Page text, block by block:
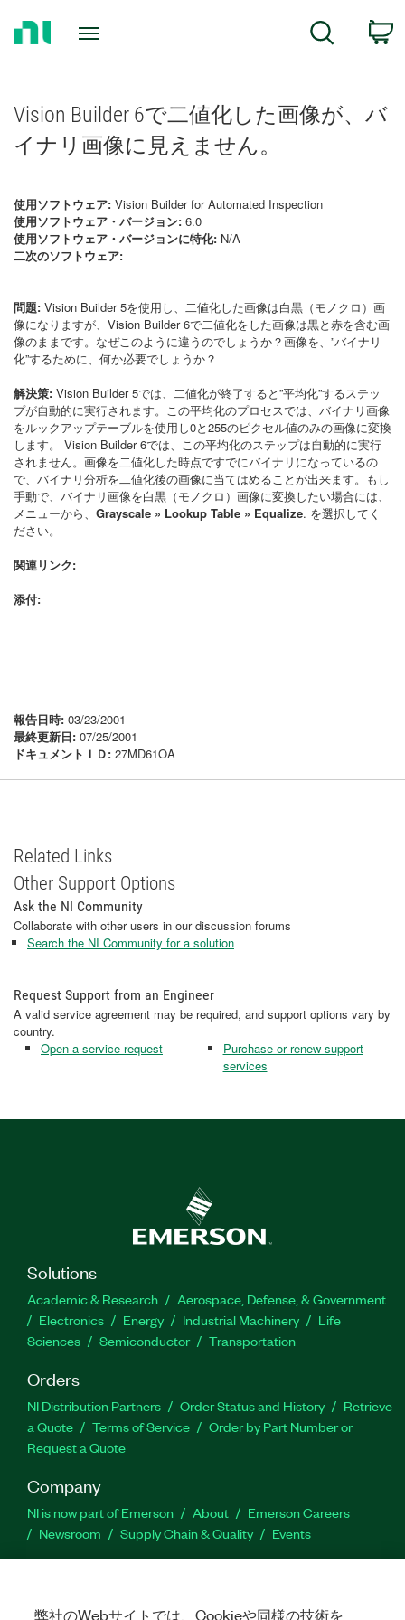
Search
Vision Builder 6で二値化した画像が、バ
イナリ画像に見えません。
使用ソフトウェア: Vision Builder for Automated Inspection
使用ソフトウェア・バージョン: 6.0
使用ソフトウェア・バージョンに特化: N/A
二次のソフトウェア:
問題: Vision Builder 5を使用し、二値化した画像は白黒（モノクロ）画
像になりますが、Vision Builder 6で二値化をした画像は黒と赤を含む画
像のままです。なぜこのように違うのでしょうか？画像を、”バイナリ
化”するために、何か必要でしょうか？
解決策: Vision Builder 5では、二値化が終了すると”平均化”するステッ
プが自動的に実行されます。この平均化のプロセスでは、バイナリ画像
をルックアップテーブルを使用し0と255のピクセル値のみの画像に変換
します。 Vision Builder 6では、この平均化のステップは自動的に実行
されません。画像を二値化した時点ですでにバイナリになっているの
で、バイナリ分析を二値化後の画像に当てはめることが出来ます。もし
手動で、バイナリ画像を白黒（モノクロ）画像に変換したい場合には、
メニューから、 Grayscale » Lookup Table » Equalize. を選択してく
ださい。
関連リンク:
添付:
報告日時: 03/23/2001
最終更新日: 07/25/2001
ドキュメントＩＤ: 27MD61OA
Related Links
Other Support Options
Ask the NI Community
Collaborate with other users in our discussion forums
Search the NI Community for a solution
Request Support from an Engineer
A valid service agreement may be required, and support options vary by
country.
Open a service request
Purchase or renew support
services
Solutions
Academic & Research
Aerospace, Defense, & Government
Electronics
Energy Industrial Machinery
Life
Sciences
Semiconductor Transportation
Orders
NI Distribution Partners Order Status and History
Retrieve
a Quote
Terms of Service
Order by Part Number or
Request a Quote
Company
NI is now part of Emerson About
Emerson Careers
Newsroom
Supply Chain & Quality Events
弊社のWebサイトでは、Cookieや同様の技術を